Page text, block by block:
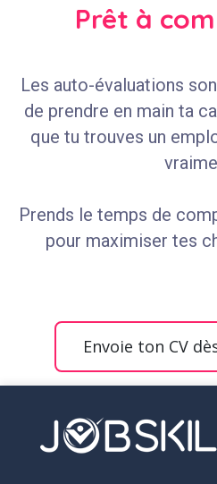
Prêt à
Les auto-évaluations
de prendre en main ta
que tu trouves un
Prends le temps de
pour maximiser tes
Envoie ton CV